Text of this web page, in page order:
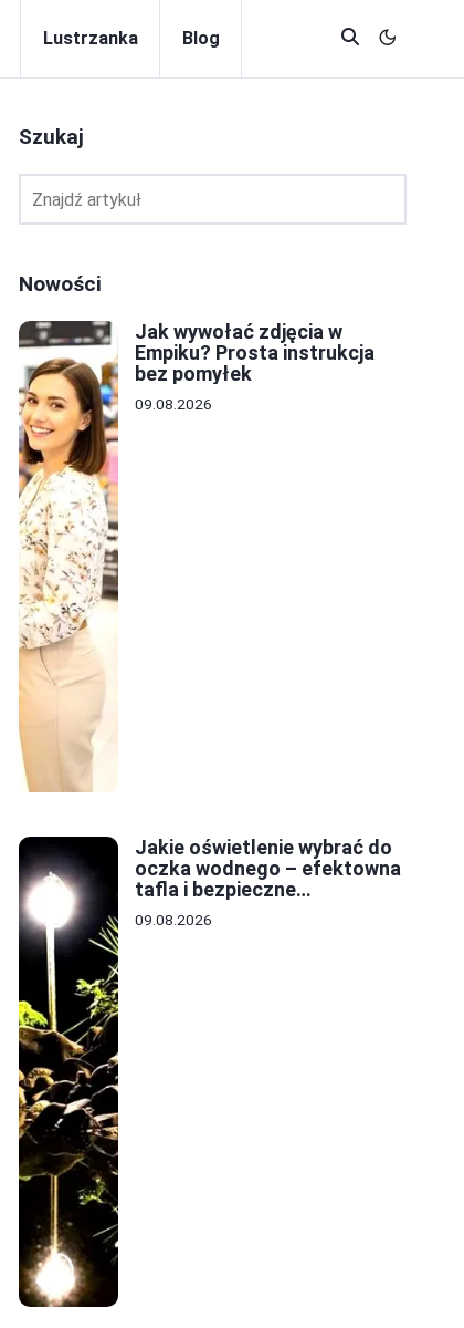
Lustrzanka Blog
Szukaj
Nowości
Jak wywołać zdjęcia w
Empiku? Prosta instrukcja
bez pomyłek
09.08.2026
Jakie oświetlenie wybrać do
oczka wodnego – efektowna
tafla i bezpieczne
rozwiązania
09.08.2026